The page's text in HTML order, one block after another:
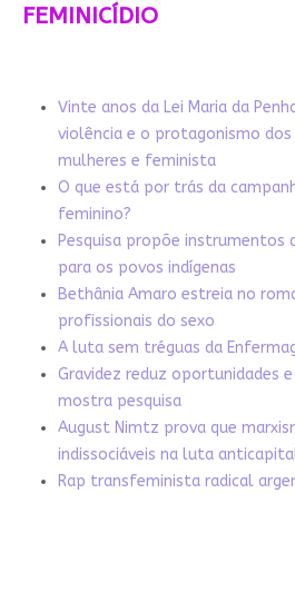
FEMINICÍDIO
Vinte anos da Lei Maria da
violência e o protagonismo
mulheres e feminista
O que está por trás da
feminino?
Pesquisa propõe instrumentos
para os povos indígenas
Bethânia Amaro estreia no
profissionais do sexo
A luta sem tréguas da
Gravidez reduz oportunidades
mostra pesquisa
August Nimtz prova que
indissociáveis na luta
Rap transfeminista radical